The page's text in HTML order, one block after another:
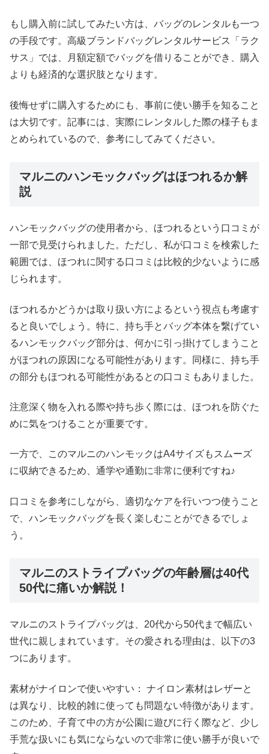
もし購入前に試してみたい方は、バッグのレンタルも一つ
の手段です。高級ブランドバッグレンタルサービス「ラク
サス」では、月額定額でバッグを借りることができ、購入
よりも経済的な選択肢となります。
後悔せずに購入するためにも、事前に使い勝手を知ること
は大切です。記事には、実際にレンタルした際の様子もま
とめられているので、参考にしてみてください。
マルニのハンモックバッグはほつれるか解
説
ハンモックバッグの使用者から、ほつれるという口コミが
一部で見受けられました。ただし、私が口コミを検索した
範囲では、ほつれに関する口コミは比較的少ないように感
じられます。
ほつれるかどうかは取り扱い方によるという視点も考慮す
ると良いでしょう。特に、持ち手とバッグ本体を繋げてい
るハンモックバッグ部分は、何かに引っ掛けてしまうこと
がほつれの原因になる可能性があります。同様に、持ち手
の部分もほつれる可能性があるとの口コミもありました。
注意深く物を入れる際や持ち歩く際には、ほつれを防ぐた
めに気をつけることが重要です。
一方で、このマルニのハンモックはA4サイズもスムーズ
に収納できるため、通学や通勤に非常に便利ですね♪
口コミを参考にしながら、適切なケアを行いつつ使うこと
で、ハンモックバッグを長く楽しむことができるでしょ
う。
マルニのストライプバッグの年齢層は40代
50代に痛いか解説！
マルニのストライプバッグは、20代から50代まで幅広い
世代に親しまれています。その愛される理由は、以下の3
つにあります。
素材がナイロンで使いやすい： ナイロン素材はレザーと
は異なり、比較的雑に使っても問題ない特徴があります。
このため、子育て中の方が公園に遊びに行く際など、少し
手荒な扱いにも気にならないので非常に使い勝手が良いで